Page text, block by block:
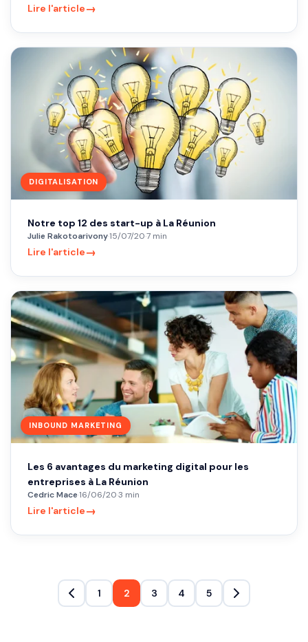
Lire l'article→
DIGITALISATION
Notre top 12 des start-up à La Réunion
Julie Rakotoarivony·15/07/20·7 min
Lire l'article→
INBOUND MARKETING
Les 6 avantages du marketing digital pour les
entreprises à La Réunion
Cedric Mace·16/06/20·3 min
Lire l'article→
1 2 3 4 5